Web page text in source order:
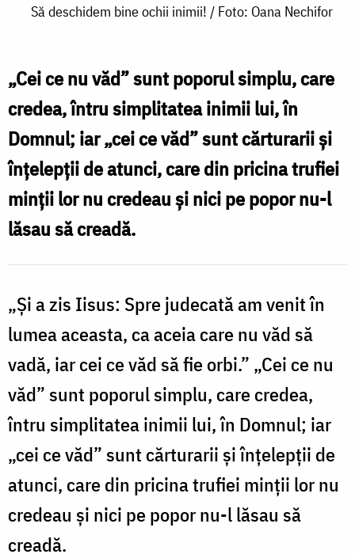
Să
ochii
inimii!
/
Foto:
Oana
Nechifor
Să deschidem bine ochii inimii! / Foto: Oana Nechifor
„Cei ce nu văd” sunt poporul simplu, care
credea, întru simplitatea inimii lui, în
Domnul; iar „cei ce văd” sunt cărturarii și
înţelepţii de atunci, care din pricina trufiei
minţii lor nu credeau şi nici pe popor nu-l
lăsau să creadă.
„Şi a zis Iisus: Spre judecată am venit în
lumea aceasta, ca aceia care nu văd să
vadă, iar cei ce văd să fie orbi.” „Cei ce nu
văd” sunt poporul simplu, care credea,
întru simplitatea inimii lui, în Domnul; iar
„cei ce văd” sunt cărturarii și înţelepţii de
atunci, care din pricina trufiei minţii lor nu
credeau şi nici pe popor nu-l lăsau să
creadă.